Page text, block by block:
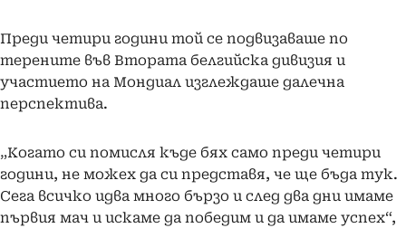
Преди четири години той се подвизаваше по
терените във Втората белгийска дивизия и
участието на Мондиал изглеждаше далечна
перспектива.
„Когато си помисля къде бях само преди четири
години, не можех да си представя, че ще бъда тук.
Сега всичко идва много бързо и след два дни имаме
първия мач и искаме да победим и да имаме успех“,